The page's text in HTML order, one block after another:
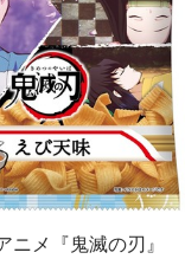
メ『鬼滅の刃』